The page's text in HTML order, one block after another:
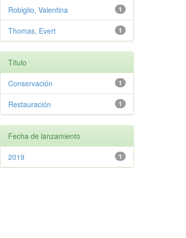
1
Robiglio, Valentina
1
Thomas, Evert
Título
1
Conservación
1
Restauración
Fecha de lanzamiento
1
2019